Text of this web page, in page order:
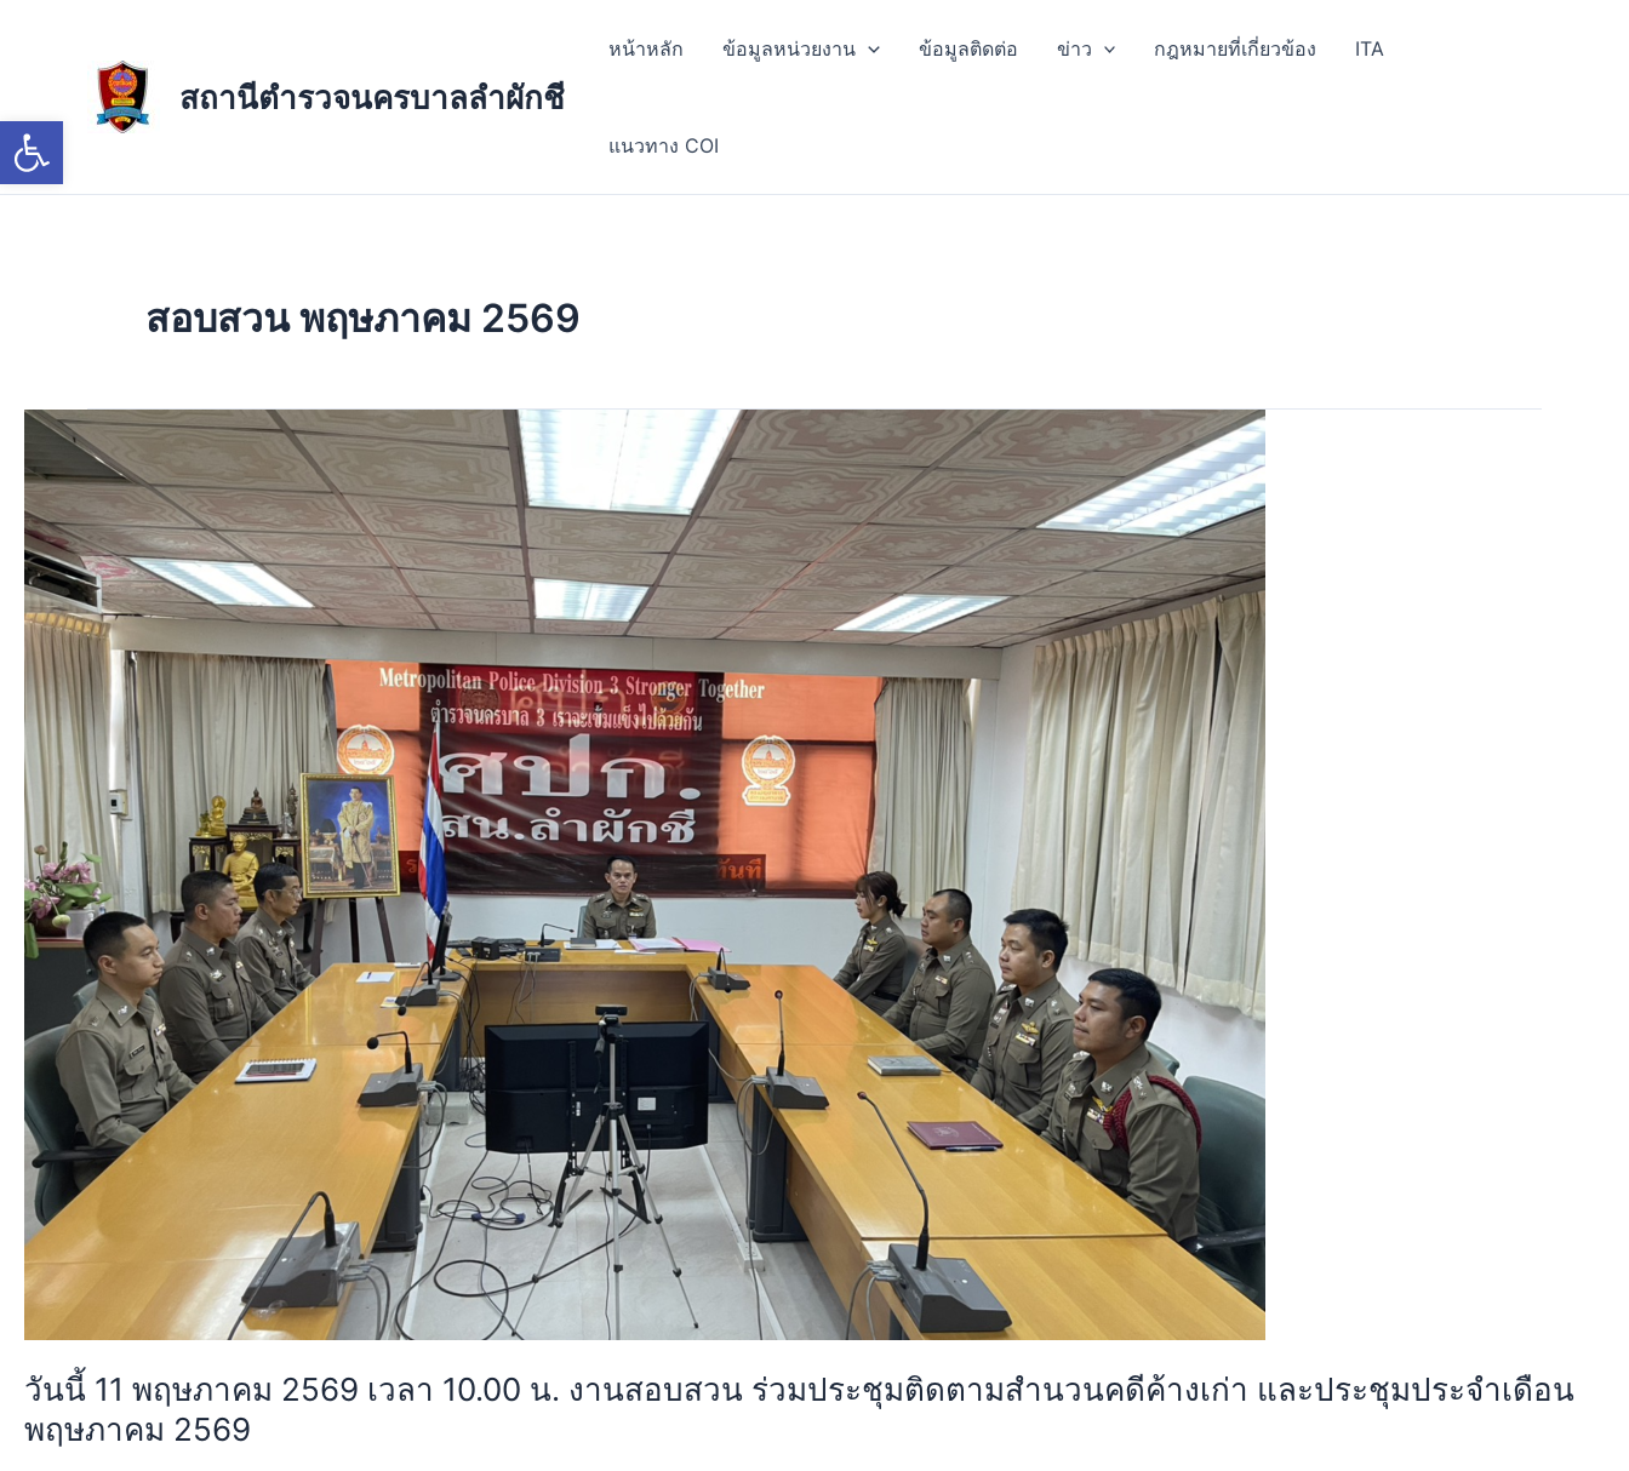
Open toolbar
สถานีตำรวจนครบาลลำผักชี
หน้าหลัก ข้อมูลหน่วยงาน ข้อมูลติดต่อ ข่าว กฎหมายที่เกี่ยวข้อง ITA
แนวทาง COI
สอบสวน พฤษภาคม 2569
วันนี้ 11 พฤษภาคม 2569 เวลา 10.00 น. งานสอบสวน ร่วมประชุมติดตามสำนวนคดีค้างเก่า และประชุมประจำเดือน
พฤษภาคม 2569
วัน
11
พฤษภาคม
2569
เวลา
10.00
น.
งาน
สอบสวน
ร่วม
ประชุม
ติดตาม
สำนวน
คดี
ค้าง
เก่า
และ
ประชุม
ประจำ
เดือน
พฤษภาคม
2569